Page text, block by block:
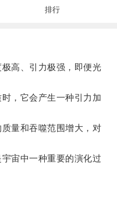
排行
高、引力极强，即便光
，它会产生一种引力加
量和吞噬范围增大，对
宙中一种重要的演化过